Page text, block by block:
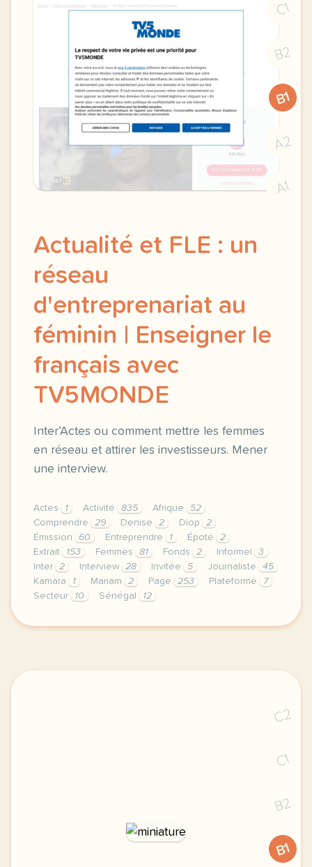
C1
B2
B1
A2
A1
Actualité et FLE : un
réseau
d'entreprenariat au
féminin | Enseigner le
français avec
TV5MONDE
Inter’Actes ou comment mettre les femmes
en réseau et attirer les investisseurs. Mener
une interview.
Actes 1 Activité 835 Afrique
52
Comprendre
29 Denise 2 Diop
2
Émission
60 Entreprendre 1 Époté
2
Extrait
153 Femmes 81 Fonds 2 Informel
3
Inter
2 Interview 28 Invitée 5 Journaliste
45
Kamara
1 Mariam 2 Page 253 Plateforme
7
Secteur
10 Sénégal 12
le respect de votre vie privee est une priorite
C2
C1
B2
B1